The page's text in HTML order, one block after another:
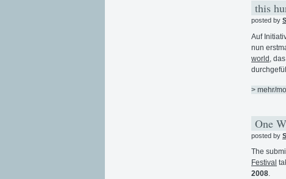
this
posted by
Auf
nun
world,
> mehr/
One
posted by
The
Festival
2008.